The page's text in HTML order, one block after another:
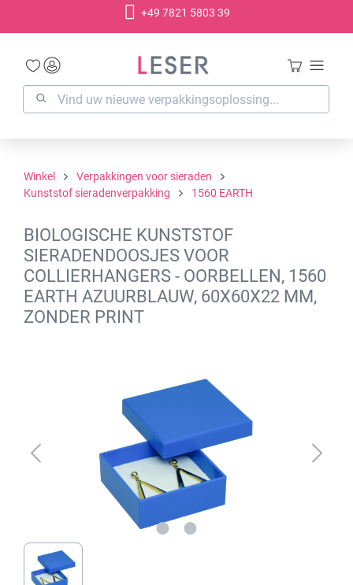
+49 7821 5803 39
Winkel
Verpakkingen voor sieraden
Kunststof sieradenverpakking
1560 EARTH
BIOLOGISCHE KUNSTSTOF
SIERADENDOOSJES VOOR
COLLIERHANGERS - OORBELLEN, 1560
EARTH AZUURBLAUW, 60X60X22 MM,
ZONDER PRINT